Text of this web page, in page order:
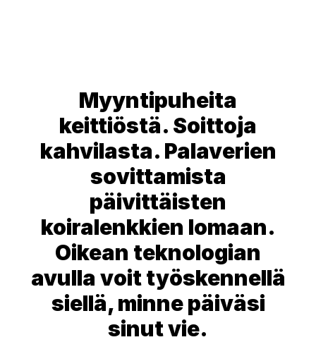
Myyntipuheita
keittiöstä. Soittoja
kahvilasta. Palaverien
sovittamista
päivittäisten
koiralenkkien lomaan.
Oikean teknologian
avulla voit työskennellä
siellä, minne päiväsi
sinut vie.